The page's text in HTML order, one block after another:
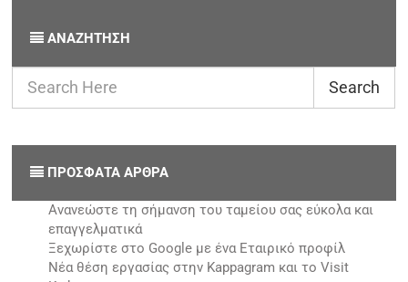
ΑΝΑΖΉΤΗΣΗ
Search
ΠΡΌΣΦΑΤΑ ΆΡΘΡΑ
Ανανεώστε τη σήμανση του ταμείου σας εύκολα και
επαγγελματικά
Ξεχωρίστε στο Google με ένα Εταιρικό προφίλ
Νέα θέση εργασίας στην Kappagram και το Visit